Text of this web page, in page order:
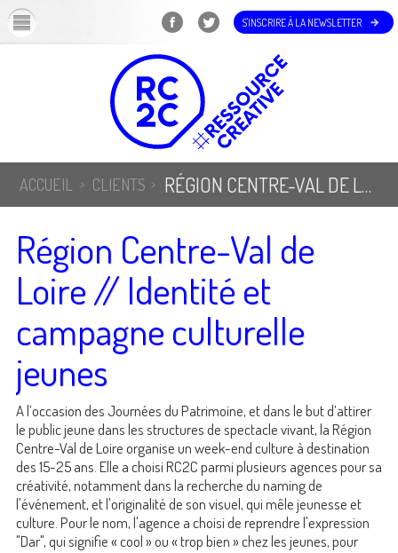
S'INSCRIRE À LA NEWSLETTER
ACCUEIL CLIENTS RÉGION CENTRE-VAL DE LOIRE // IDENTITÉ ET CAMPAGNE CULTURELLE JEUNES
Région Centre-Val de
Loire // Identité et
campagne culturelle
jeunes
A l’occasion des Journées du Patrimoine, et dans le but d’attirer
le public jeune dans les structures de spectacle vivant, la Région
Centre-Val de Loire organise un week-end culture à destination
des 15-25 ans. Elle a choisi RC2C parmi plusieurs agences pour sa
créativité, notamment dans la recherche du naming de
l'événement, et l'originalité de son visuel, qui mêle jeunesse et
culture. Pour le nom, l'agence a choisi de reprendre l'expression
"Dar", qui signifie « cool » ou « trop bien » chez les jeunes, pour